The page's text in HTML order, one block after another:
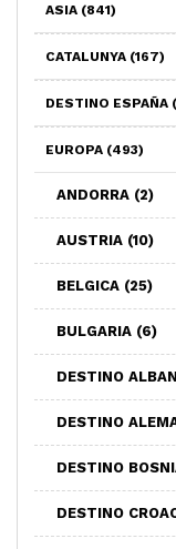
ASIA (841)
CATALUNYA (167)
DESTINO ESPAÑA
EUROPA (493)
ANDORRA (2)
AUSTRIA (10)
BELGICA (25)
BULGARIA (6)
DESTINO
DESTINO
DESTINO
DESTINO